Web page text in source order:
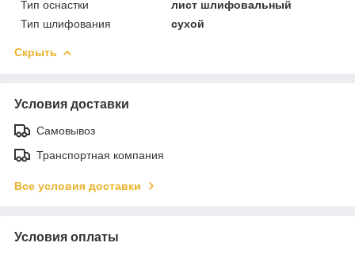
Тип оснастки
лист шлифовальный
Тип шлифования
сухой
Скрыть
Условия доставки
Самовывоз
Транспортная компания
Все условия доставки
Условия оплаты